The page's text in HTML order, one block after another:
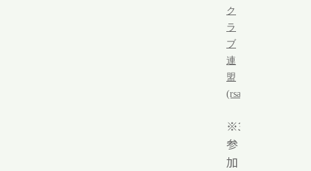
ク
ラ
ブ
連
盟
(rsadd.com)
※3/16
参
加